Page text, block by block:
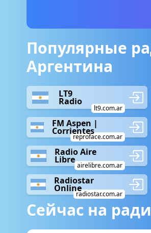
Популярные
Аргентина
LT9
Radio
lt9.com.ar
FM Aspen |
Corrientes
reproface.com.ar
Radio Aire
Libre
airelibre.com.ar
Radiostar
Online
radiostar.com.ar
Сейчас на